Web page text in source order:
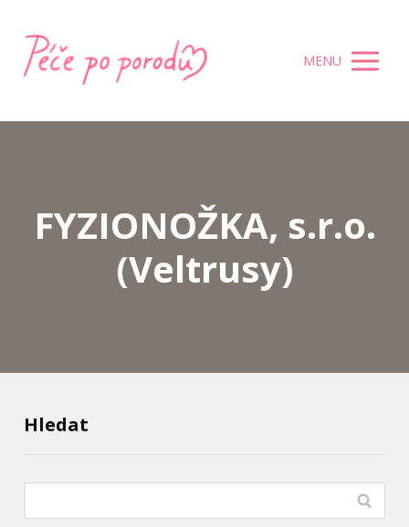
MENU
FYZIONOŽKA, s.r.o.
(Veltrusy)
Hledat